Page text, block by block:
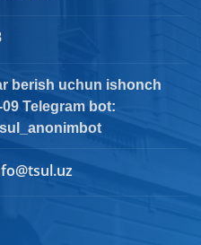
berish uchun ishonch
Telegram bot: